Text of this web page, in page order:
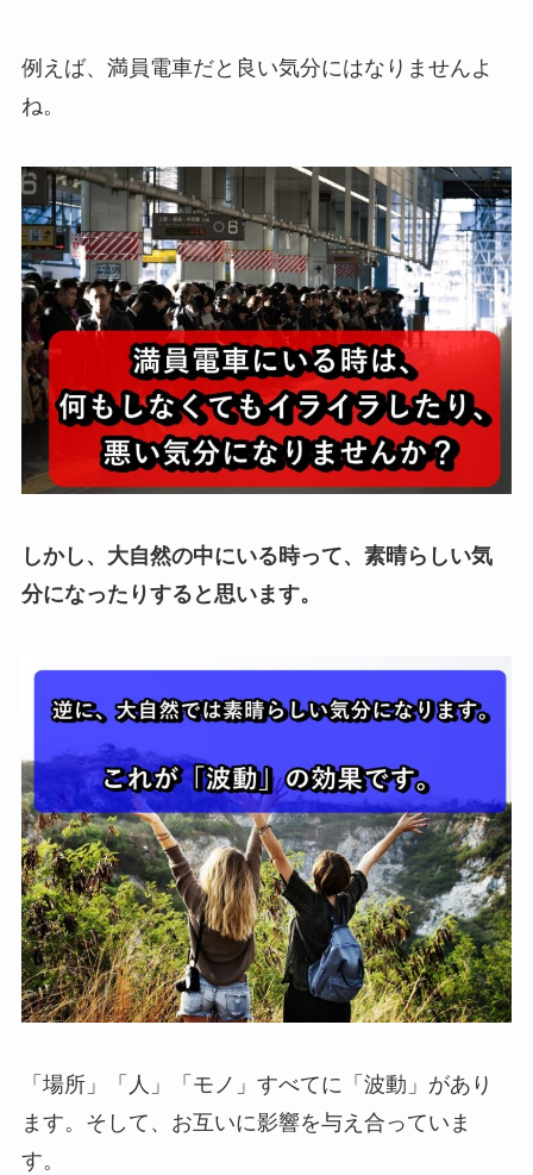
例えば、満員電車だと良い気分にはなりませんよ
ね。
しかし、大自然の中にいる時って、素晴らしい気
分になったりすると思います。
「場所」「人」「モノ」すべてに「波動」があり
ます。そして、お互いに影響を与え合っていま
す。